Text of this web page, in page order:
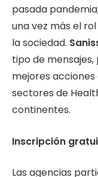
pasada
una vez más el
la sociedad.
tipo de mensajes,
mejores
sectores de
continentes.
Inscripción
Las agencias